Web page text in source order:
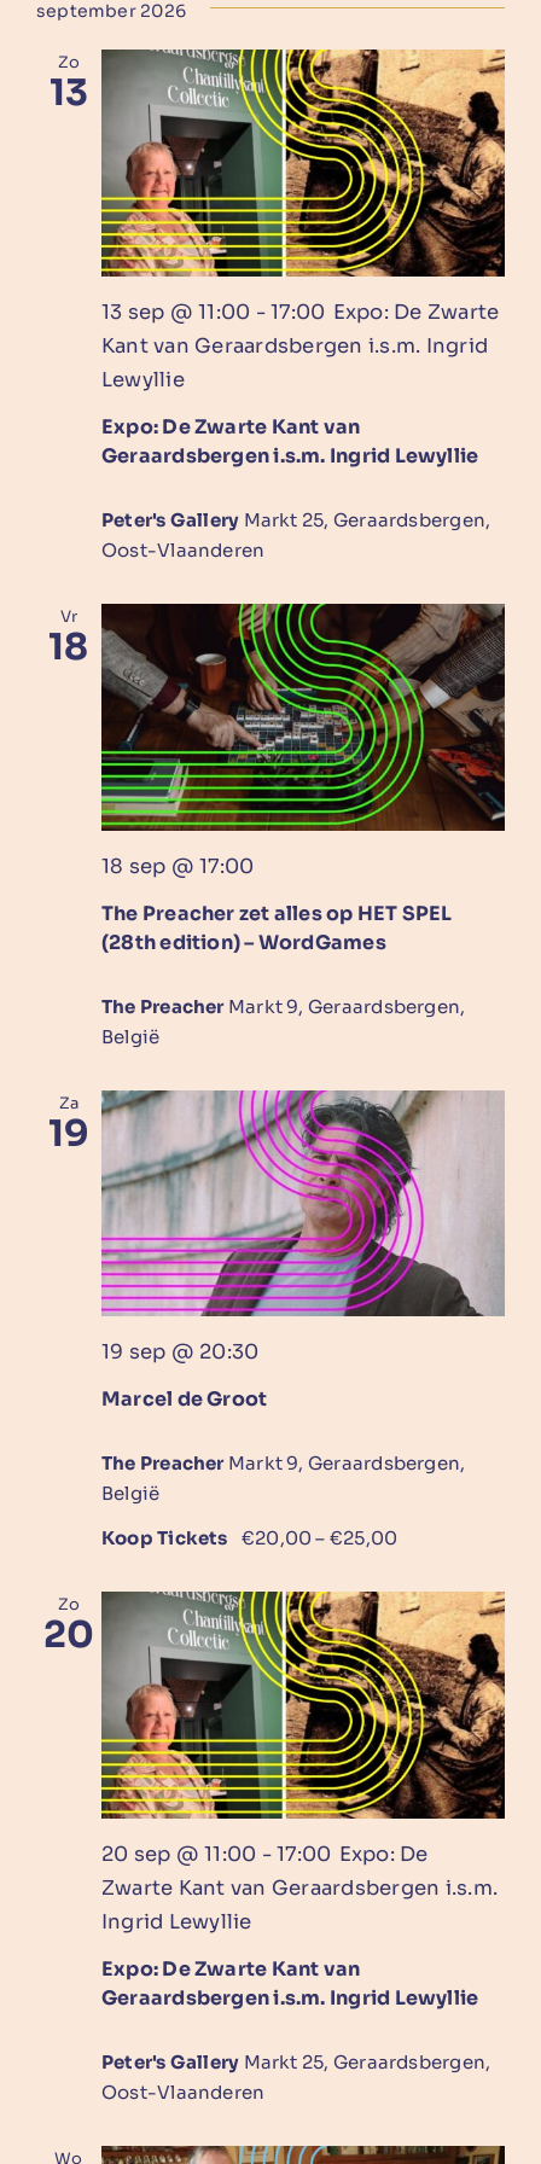
En
een
datum.
september 2026
Zo
13
Expo: De Zwarte Kant van
Geraardsbergen i.s.m. Ingrid Lewyllie
13 sep @ 11:00 -17:00 Expo: De Zwarte
Kant van Geraardsbergen i.s.m. Ingrid
Lewyllie
Peter's Gallery Markt 25, Geraardsbergen,
Oost-Vlaanderen
Vr
18
The Preacher zet alles op HET SPEL
(28th edition) – WordGames
18 sep @ 17:00
The Preacher Markt 9, Geraardsbergen,
België
Za
19
Marcel de Groot
19 sep @ 20:30
The Preacher Markt 9, Geraardsbergen,
België
Koop Tickets
€20,00 – €25,00
Zo
20
Expo: De Zwarte Kant van
Geraardsbergen i.s.m. Ingrid Lewyllie
20 sep @ 11:00 -17:00 Expo: De
Zwarte Kant van Geraardsbergen i.s.m.
Ingrid Lewyllie
Peter's Gallery Markt 25, Geraardsbergen,
Oost-Vlaanderen
Wo